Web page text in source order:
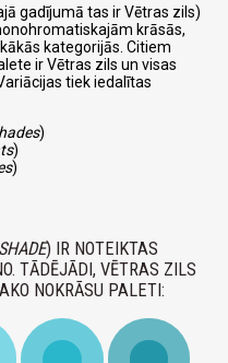
gadījumā tas ir Vētras zils)
krāsās,
kategorijās. Citiem
ir Vētras zils un visas
tiek iedalītas
)
)
)
SHADE) IR NOTEIKTAS
TĀDĒJĀDI, VĒTRAS ZILS
NOKRĀSU PALETI: